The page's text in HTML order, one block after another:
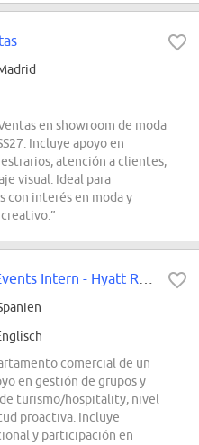
en showroom de moda
Incluye apoyo en
atención a clientes,
visual. Ideal para
con interés en moda y
comercial de un
en gestión de grupos y
turismo/hospitality, nivel
proactiva. Incluye
y participación en